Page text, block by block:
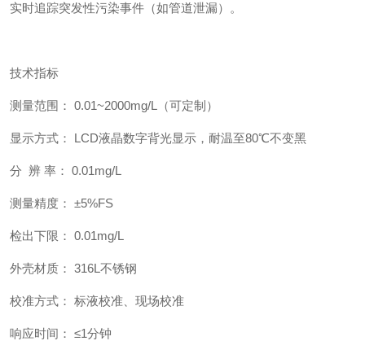
实时追踪突发性污染事件（如管道泄漏）。
技术指标
测量范围： 0.01~2000mg/L（可定制）
显示方式： LCD液晶数字背光显示，耐温至80℃不变黑
分 辨 率： 0.01mg/L
测量精度： ±5%FS
检出下限： 0.01mg/L
外壳材质： 316L不锈钢
校准方式： 标液校准、现场校准
响应时间： ≤1分钟